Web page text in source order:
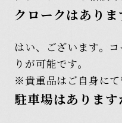
クロークはありま
はい、ございます。
りが可能です。
※貴重品はご自身にて
駐車場はあります